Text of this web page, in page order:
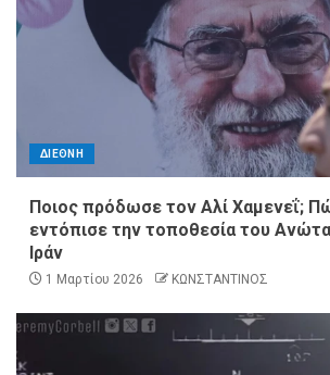
ΔΙΕΘΝΗ
Ποιος πρόδωσε τον Αλί Χαμενεΐ;
εντόπισε την τοποθεσία του
Ιράν
1 Μαρτίου 2026 ΚΩΝΣΤΑΝΤΙΝΟΣ